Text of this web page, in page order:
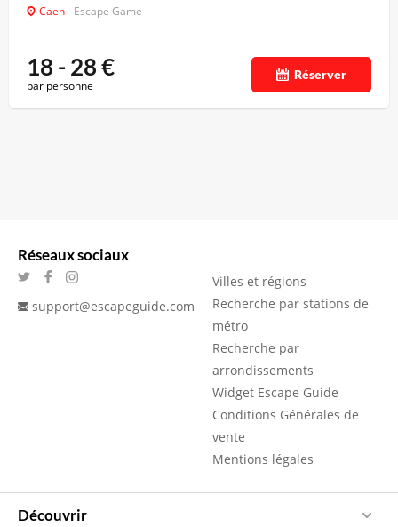
Caen Escape Game
18 - 28€
par personne
Réserver
Réseaux sociaux
support@escapeguide.com
Villes et régions
Recherche par stations de
métro
Recherche par
arrondissements
Widget Escape Guide
Conditions Générales de
vente
Mentions légales
Découvrir